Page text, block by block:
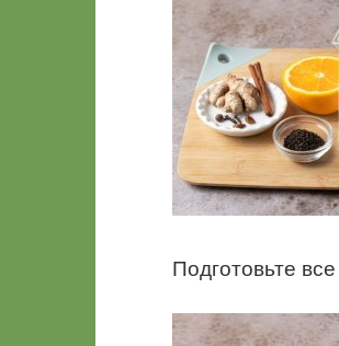
Подготовьте